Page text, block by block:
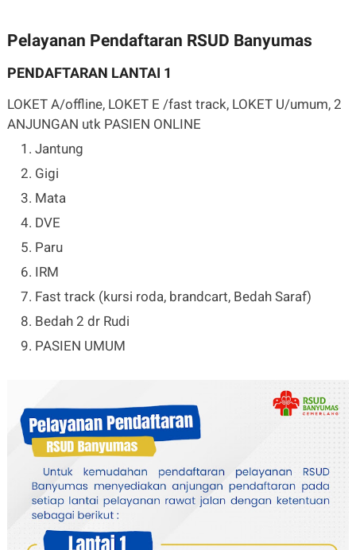
Pelayanan Pendaftaran RSUD Banyumas
PENDAFTARAN LANTAI 1
LOKET A/offline, LOKET E /fast track, LOKET U/umum, 2
ANJUNGAN utk PASIEN ONLINE
Jantung
Gigi
Mata
DVE
Paru
IRM
Fast track (kursi roda, brandcart, Bedah Saraf)
Bedah 2 dr Rudi
PASIEN UMUM